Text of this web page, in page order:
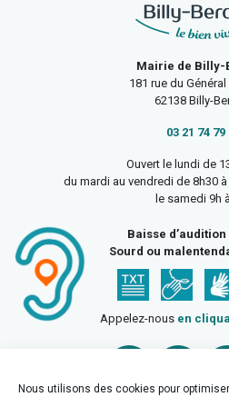
Nous utilisons des cookies pour
Mairie de Billy-
181 rue du
62138 Billy-
03 21 74 79
Ouvert le lundi de
du mardi au vendredi de 8h30
le samedi 9h
Baisse d’audition
Sourd ou
Appelez-nous en